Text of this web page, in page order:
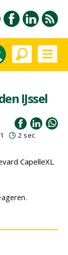
IJssel
2 sec
CapelleXL